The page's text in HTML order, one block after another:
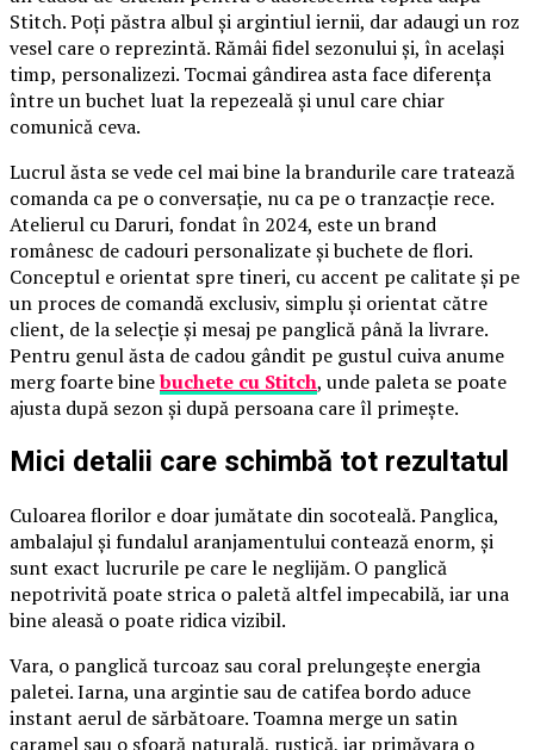
Stitch. Poți păstra albul și argintiul iernii, dar adaugi un roz
vesel care o reprezintă. Rămâi fidel sezonului și, în același
timp, personalizezi. Tocmai gândirea asta face diferența
între un buchet luat la repezeală și unul care chiar
comunică ceva.
Lucrul ăsta se vede cel mai bine la brandurile care tratează
comanda ca pe o conversație, nu ca pe o tranzacție rece.
Atelierul cu Daruri, fondat în 2024, este un brand
românesc de cadouri personalizate și buchete de flori.
Conceptul e orientat spre tineri, cu accent pe calitate și pe
un proces de comandă exclusiv, simplu și orientat către
client, de la selecție și mesaj pe panglică până la livrare.
Pentru genul ăsta de cadou gândit pe gustul cuiva anume
merg foarte binebuchete cu Stitch, unde paleta se poate
ajusta după sezon și după persoana care îl primește.
Mici detalii care schimbă tot rezultatul
Culoarea florilor e doar jumătate din socoteală. Panglica,
ambalajul și fundalul aranjamentului contează enorm, și
sunt exact lucrurile pe care le neglijăm. O panglică
nepotrivită poate strica o paletă altfel impecabilă, iar una
bine aleasă o poate ridica vizibil.
Vara, o panglică turcoaz sau coral prelungește energia
paletei. Iarna, una argintie sau de catifea bordo aduce
instant aerul de sărbătoare. Toamna merge un satin
caramel sau o sfoară naturală, rustică, iar primăvara o